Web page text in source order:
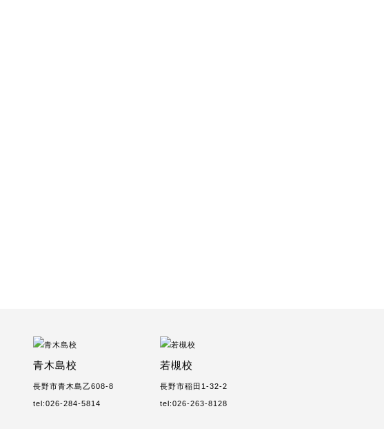
青木島校
長野市青木島乙608-8
tel:026-284-5814
若槻校
長野市稲田1-32-2
tel:026-263-8128